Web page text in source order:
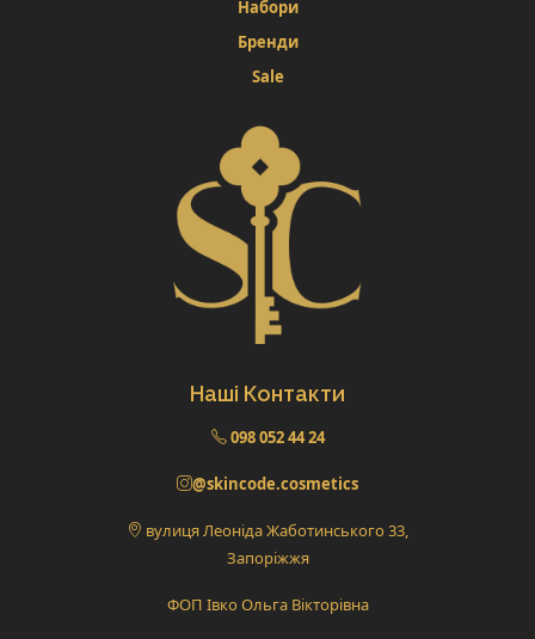
Набори
Бренди
Sale
Наші Контакти
098 052 44 24
@skincode.cosmetics
вулиця Леоніда Жаботинського 33,
Запоріжжя
ФОП Івко Ольга Вікторівна